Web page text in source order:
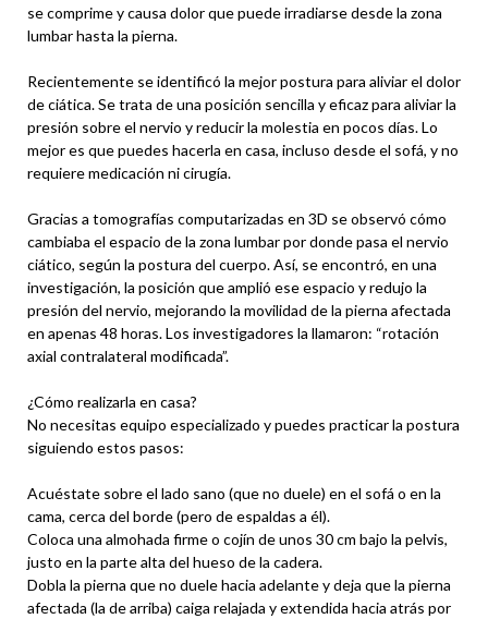
se comprime y causa dolor que puede irradiarse desde la zona
lumbar hasta la pierna.
Recientemente se identificó la mejor postura para aliviar el dolor
de ciática. Se trata de una posición sencilla y eficaz para aliviar la
presión sobre el nervio y reducir la molestia en pocos días. Lo
mejor es que puedes hacerla en casa, incluso desde el sofá, y no
requiere medicación ni cirugía.
Gracias a tomografías computarizadas en 3D se observó cómo
cambiaba el espacio de la zona lumbar por donde pasa el nervio
ciático, según la postura del cuerpo. Así, se encontró, en una
investigación, la posición que amplió ese espacio y redujo la
presión del nervio, mejorando la movilidad de la pierna afectada
en apenas 48 horas. Los investigadores la llamaron: “rotación
axial contralateral modificada”.
¿Cómo realizarla en casa?
No necesitas equipo especializado y puedes practicar la postura
siguiendo estos pasos:
Acuéstate sobre el lado sano (que no duele) en el sofá o en la
cama, cerca del borde (pero de espaldas a él).
Coloca una almohada firme o cojín de unos 30 cm bajo la pelvis,
justo en la parte alta del hueso de la cadera.
Dobla la pierna que no duele hacia adelante y deja que la pierna
afectada (la de arriba) caiga relajada y extendida hacia atrás por